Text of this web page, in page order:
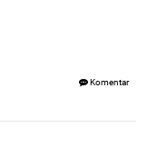
Komentar